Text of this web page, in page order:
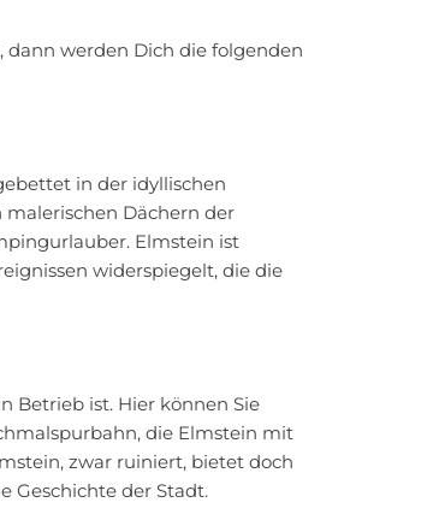
werden Dich die folgenden
in der idyllischen
Dächern der
Elmstein ist
widerspiegelt, die die
Betrieb ist. Hier können Sie
die Elmstein mit
zwar ruiniert, bietet doch
Geschichte der Stadt.